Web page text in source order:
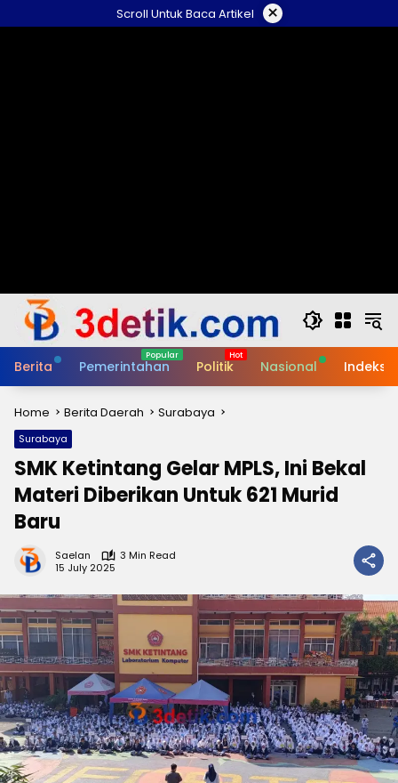
to
Scroll Untuk Baca Artikel ×
Berita Pemerintahan Politik Nasional Indeks
Home Berita Daerah Surabaya
Surabaya
SMK Ketintang Gelar MPLS, Ini Bekal
Materi Diberikan Untuk 621 Murid
Baru
Saelan
3 Min Read
15 July 2025